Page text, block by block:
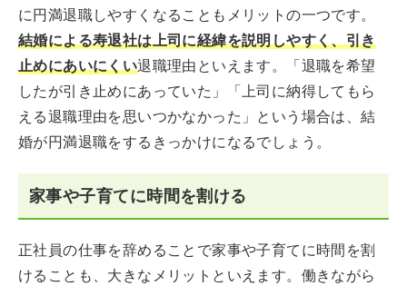
に円満退職しやすくなることもメリットの一つです。
結婚による寿退社は上司に経緯を説明しやすく、引き
止めにあいにくい退職理由といえます。「退職を希望
したが引き止めにあっていた」「上司に納得してもら
える退職理由を思いつかなかった」という場合は、結
婚が円満退職をするきっかけになるでしょう。
家事や子育てに時間を割ける
正社員の仕事を辞めることで家事や子育てに時間を割
けることも、大きなメリットといえます。働きながら